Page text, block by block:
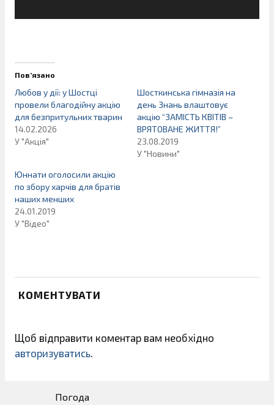
Пов’язано
Любов у дії: у Шостці
провели благодійну акцію
для безпритульних тварин
14.02.2026
У "Акція"
Шосткинська гімназія на
день Знань влаштовує
акцію “ЗАМІСТЬ КВІТІВ –
ВРЯТОВАНЕ ЖИТТЯ!”
23.08.2019
У "Новини"
Юннати оголосили акцію
по збору харчів для братів
наших менших
24.01.2019
У "Відео"
КОМЕНТУВАТИ
Щоб відправити коментар вам необхідно
авторизуватись
Погода